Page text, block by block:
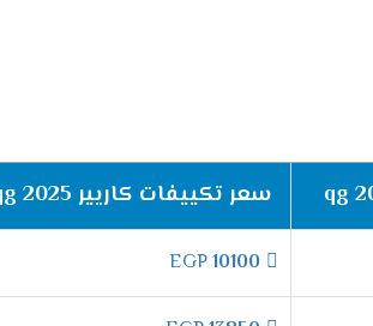
التى تعمل على توفير أفضل درجة من التبريد
سعر تكييفات كاريير qg 2025
10100